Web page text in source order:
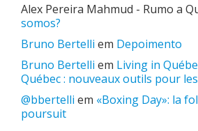
Alex Pereira Mahmud - Rumo a
somos?
Bruno Bertelli em Depoimento
Bruno Bertelli em Living in
Québec : nouveaux outils pour
@bbertelli em «Boxing Day»: la
poursuit